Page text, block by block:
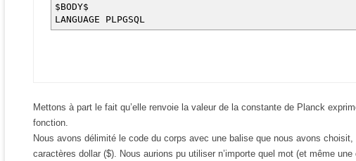
$BODY$
LANGUAGE PLPGSQL
Mettons à part le fait qu’elle renvoie la valeur de la constante de Planck
fonction.
Nous avons délimité le code du corps avec une balise que nous avons
caractères dollar ($). Nous aurions pu utiliser n’importe quel mot (et même